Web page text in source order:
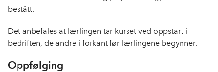
bestått.
Det anbefales at lærlingen tar kurset ved oppstart i
bedriften, de andre i forkant før lærlingene begynner.
Oppfølging